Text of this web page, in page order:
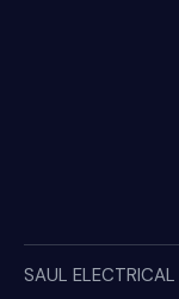
SAUL ELECTRICAL